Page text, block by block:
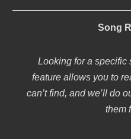
Song
Looking for a specific
feature allows you to
can’t find, and we’ll do
them